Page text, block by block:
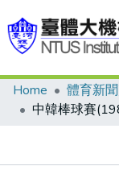
Communities &
Home 體育新